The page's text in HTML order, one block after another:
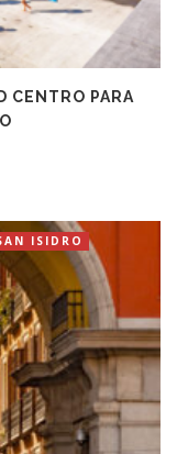
CENTRO PARA
ISIDRO